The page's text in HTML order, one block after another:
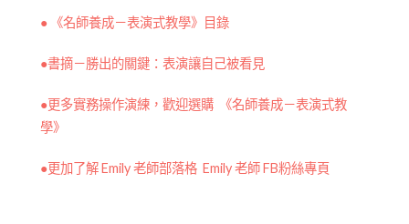
● 《名師養成－表演式教學》目錄
●書摘－勝出的關鍵：表演讓自己被看見
●更多實務操作演練，歡迎選購 《名師養成－表演式教
學》
●更加了解 Emily 老師部落格 Emily 老師 FB粉絲專頁